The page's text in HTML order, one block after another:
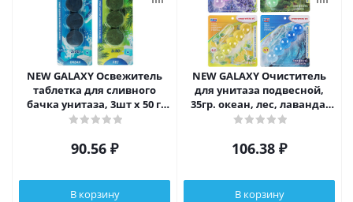
NEW GALAXY Освежитель
таблетка для сливного
бачка унитаза, 3шт x 50 г,
океан, лес
90.56 ₽
В корзину
NEW GALAXY Очиститель
для унитаза подвесной,
35гр. океан, лес, лаванда,
лимон
106.38 ₽
В корзину